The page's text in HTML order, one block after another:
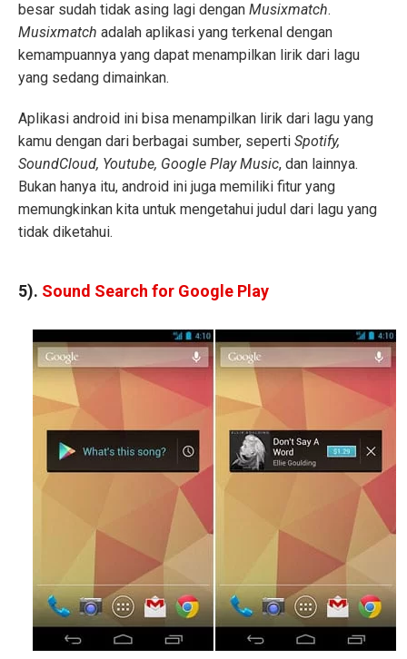
besar sudah tidak asing lagi dengan Musixmatch.
Musixmatch adalah aplikasi yang terkenal dengan
kemampuannya yang dapat menampilkan lirik dari lagu
yang sedang dimainkan.
Aplikasi android ini bisa menampilkan lirik dari lagu yang
kamu dengan dari berbagai sumber, seperti Spotify,
SoundCloud, Youtube, Google Play Music, dan lainnya.
Bukan hanya itu, android ini juga memiliki fitur yang
memungkinkan kita untuk mengetahui judul dari lagu yang
tidak diketahui.
5). Sound Search for Google Play